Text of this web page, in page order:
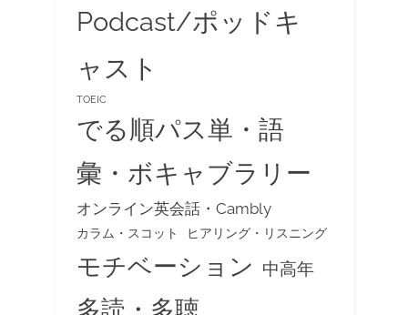
Podcast/ポッドキ
ャスト
TOEIC
でる順パス単・語
彙・ボキャブラリー
オンライン英会話・Cambly
カラム・スコット ヒアリング・リスニング
モチベーション 中高年
多読・多聴